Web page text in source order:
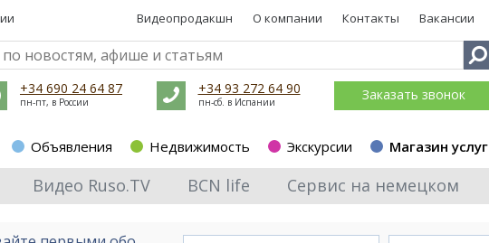
Видеопродакшн О компании Контакты Вакансии
+34 690 24 64 87
пн-пт, в России
+34 93 272 64 90
пн-сб. в Испании Заказать звонок
Объявления Недвижимость Экскурсии Магазин услуг
Видео Ruso.TV BCN life Сервис на немецком